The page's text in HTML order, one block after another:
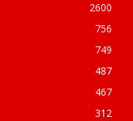
2600
756
749
487
467
312